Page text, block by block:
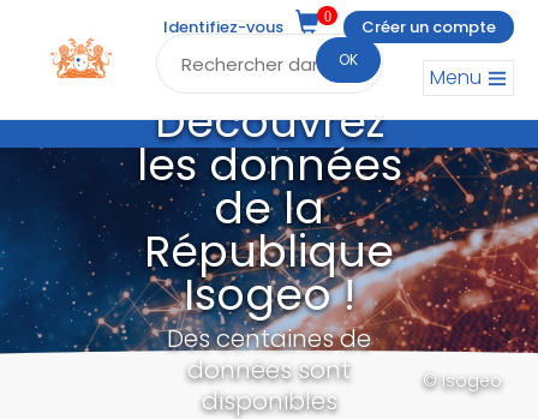
OK
Menu
Identifiez-vous
0
Créer un compte
Découvrez
les données
de la
République
Isogeo !
Des centaines de
données sont
disponibles
© Isogeo